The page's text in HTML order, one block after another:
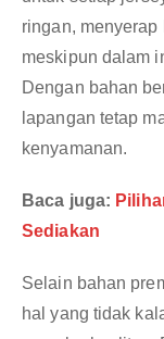
ringan,
meskipun dalam
Dengan bahan
lapangan tetap
kenyamanan.
Baca juga:
Sediakan
Selain bahan
hal yang tidak